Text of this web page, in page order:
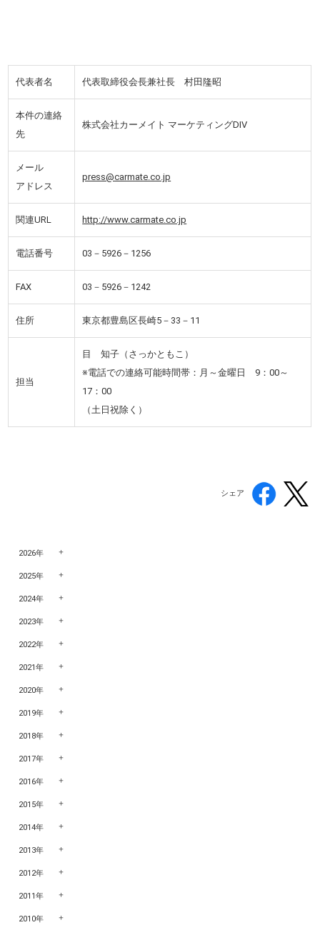
代表者名 代表取締役会長兼社長 村田隆昭
本件の連絡
先
株式会社カーメイト マーケティングDIV
メール
アドレス
press@carmate.co.jp
関連URL http://www.carmate.co.jp
電話番号 03－5926－1256
FAX 03－5926－1242
住所 東京都豊島区長崎5－33－11
担当
目 知子（さっかともこ）
※電話での連絡可能時間帯：月～金曜日 9：00～
17：00
（土日祝除く）
シェア
2026年
2025年
2024年
2023年
2022年
2021年
2020年
2019年
2018年
2017年
2016年
2015年
2014年
2013年
2012年
2011年
2010年